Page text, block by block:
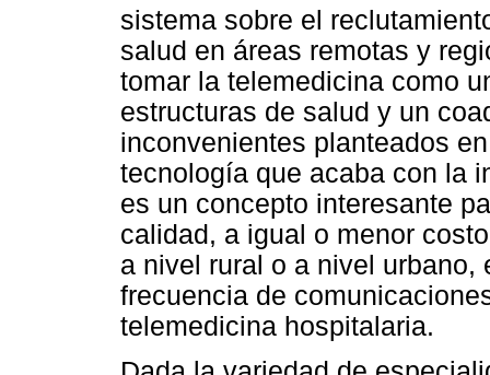
sistema sobre el
salud en áreas remotas y
tomar la telemedicina como
estructuras de salud y un
inconvenientes planteados
tecnología que acaba con la
es un concepto interesante
calidad, a igual o menor
a nivel rural o a nivel
frecuencia de
telemedicina hospitalaria.